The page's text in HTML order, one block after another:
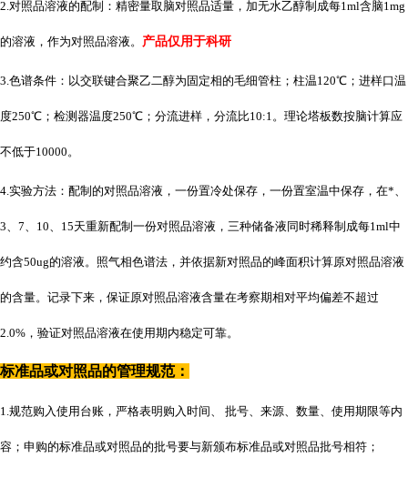
2.对照品溶液的配制：精密量取脑对照品适量，加无水乙醇制成每1ml含脑1mg
的溶液，作为对照品溶液。 产品仅用于科研
3.色谱条件：以交联键合聚乙二醇为固定相的毛细管柱；柱温120℃；进样口温
度250℃；检测器温度250℃；分流进样，分流比10:1。理论塔板数按脑计算应
不低于10000。
4.实验方法：配制的对照品溶液，一份置冷处保存，一份置室温中保存，在*、
3、7、10、15天重新配制一份对照品溶液，三种储备液同时稀释制成每1ml中
约含50ug的溶液。照气相色谱法，并依据新对照品的峰面积计算原对照品溶液
的含量。记录下来，保证原对照品溶液含量在考察期相对平均偏差不超过
2.0%，验证对照品溶液在使用期内稳定可靠。
标准品或对照品的管理规范：
1.规范购入使用台账，严格表明购入时间、 批号、来源、数量、使用期限等内
容；申购的标准品或对照品的批号要与新颁布标准品或对照品批号相符；